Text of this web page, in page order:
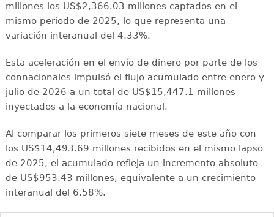
millones los US$2,366.03 millones captados en el
mismo periodo de 2025, lo que representa una
variación interanual del 4.33%.
Esta aceleración en el envío de dinero por parte de los
connacionales impulsó el flujo acumulado entre enero y
julio de 2026 a un total de US$15,447.1 millones
inyectados a la economía nacional.
Al comparar los primeros siete meses de este año con
los US$14,493.69 millones recibidos en el mismo lapso
de 2025, el acumulado refleja un incremento absoluto
de US$953.43 millones, equivalente a un crecimiento
interanual del 6.58%.